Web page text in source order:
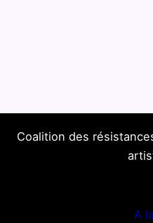
Coalition des
A